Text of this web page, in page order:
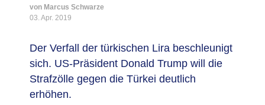
von Marcus Schwarze
03. Apr. 2019
Der Verfall der türkischen Lira beschleunigt
sich. US-Präsident Donald Trump will die
Strafzölle gegen die Türkei deutlich
erhöhen.